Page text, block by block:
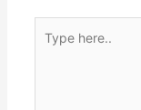
here..